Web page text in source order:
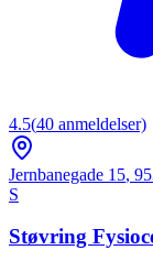
4.5(40 anmeldelser)
Jernbanegade 15,
S
Støvring